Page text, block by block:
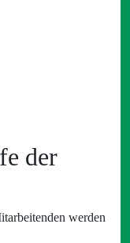
der
werden